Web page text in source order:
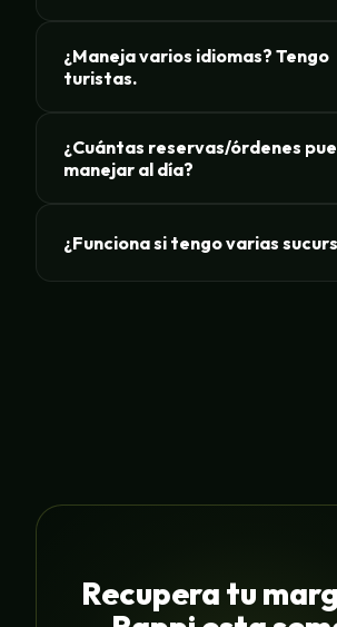
¿Maneja varios idiomas? Tengo
turistas.
¿Cuántas reservas/órdenes
manejar al día?
¿Funciona si tengo varias
Recupera tu